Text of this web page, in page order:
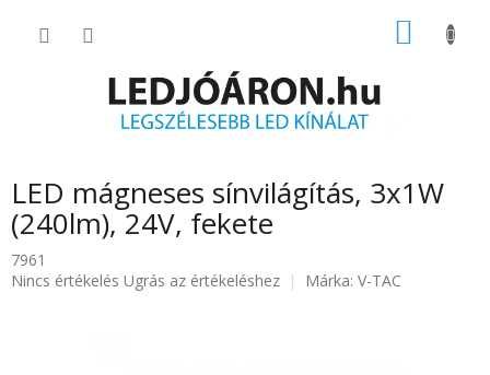
KOSÁR
LED mágneses sínvilágítás, 3x1W
(240lm), 24V, fekete
7961
A
Nincs értékelés Ugrás az értékeléshez Márka: V-TAC